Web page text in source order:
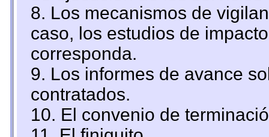
8. Los mecanismos de
caso, los estudios de
corresponda.
9. Los informes de avance
contratados.
10. El convenio de